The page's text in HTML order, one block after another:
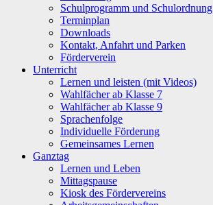
Schulprogramm und Schulordnung
Terminplan
Downloads
Kontakt, Anfahrt und Parken
Förderverein
Unterricht
Lernen und leisten (mit Videos)
Wahlfächer ab Klasse 7
Wahlfächer ab Klasse 9
Sprachenfolge
Individuelle Förderung
Gemeinsames Lernen
Ganztag
Lernen und Leben
Mittagspause
Kiosk des Fördervereins